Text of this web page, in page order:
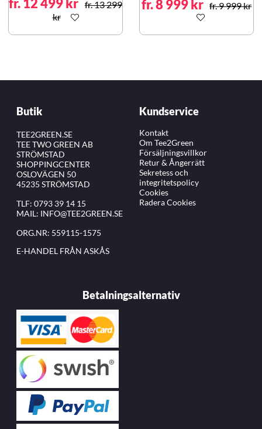
fr. 12 499 kr fr. 13 299
kr
fr. 8 999 kr fr. 9 999 kr
Butik
TEE2GREEN.SE
TEE TWO GREEN AB
STRÖMSTAD
SHOPPINGCENTER
OSLOVÄGEN 50
45235 STRÖMSTAD
TLF: 0793 39 14 15
MAIL: INFO@TEE2GREEN.SE
ORG.NR: 559115-1575
E-HANDEL FRÅN ASKÅS
Kundservice
Kontakt
Om Tee2Green
Försäljningsvillkor
Retur & Ångerrätt
Sekretess och
integritetspolicy
Cookies
Radera Cookies
Betalningsalternativ